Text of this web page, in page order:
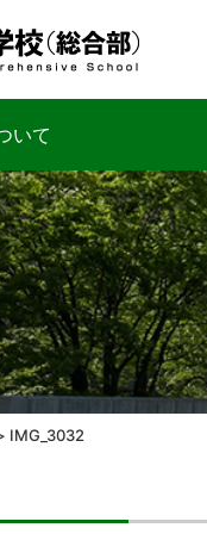
いて
IMG_3032